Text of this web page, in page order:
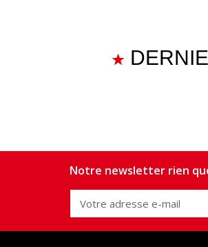
Notre newsletter rien